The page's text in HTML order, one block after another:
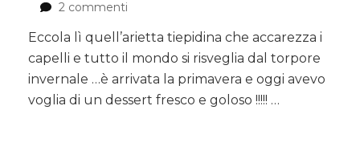
2 commenti
con
coulis
all’Ananas
Eccola lì quell’arietta tiepidina che accarezza i
capelli e tutto il mondo si risveglia dal torpore
invernale …è arrivata la primavera e oggi avevo
voglia di un dessert fresco e goloso !!!!! …